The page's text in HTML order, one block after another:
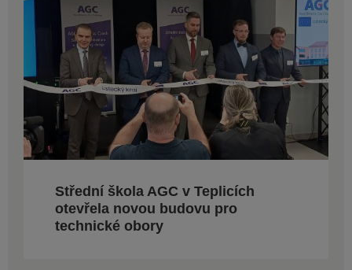
Střední škola AGC v Teplicích
otevřela novou budovu pro
technické obory